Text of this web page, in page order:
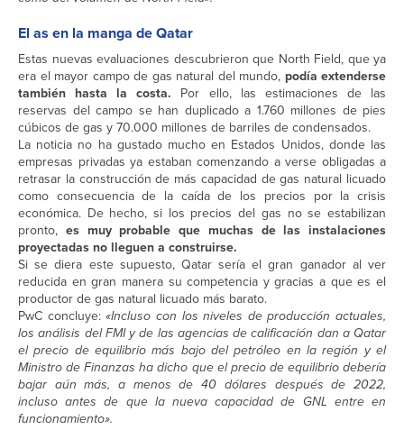
El as en la manga de Qatar
Estas nuevas evaluaciones descubrieron que North Field, que ya
era el mayor campo de gas natural del mundo, podía extenderse
también hasta la costa. Por ello, las estimaciones de las
reservas del campo se han duplicado a 1.760 millones de pies
cúbicos de gas y 70.000 millones de barriles de condensados.
La noticia no ha gustado mucho en Estados Unidos, donde las
empresas privadas ya estaban comenzando a verse obligadas a
retrasar la construcción de más capacidad de gas natural licuado
como consecuencia de la caída de los precios por la crisis
económica. De hecho, si los precios del gas no se estabilizan
pronto, es muy probable que muchas de las instalaciones
proyectadas no lleguen a construirse.
Si se diera este supuesto, Qatar sería el gran ganador al ver
reducida en gran manera su competencia y gracias a que es el
productor de gas natural licuado más barato.
PwC concluye:«Incluso con los niveles de producción actuales,
los análisis del FMI y de las agencias de calificación dan a Qatar
el precio de equilibrio más bajo del petróleo en la región y el
Ministro de Finanzas ha dicho que el precio de equilibrio debería
bajar aún más, a menos de 40 dólares después de 2022,
incluso antes de que la nueva capacidad de GNL entre en
funcionamiento».